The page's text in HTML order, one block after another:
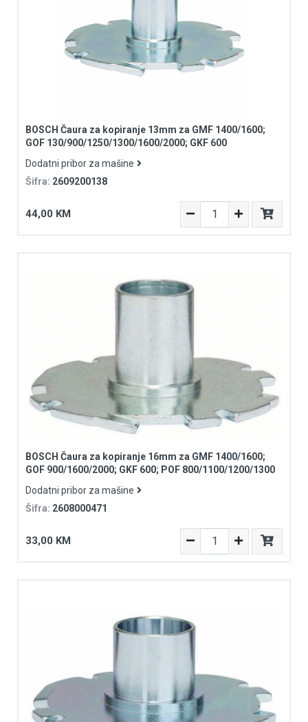
BOSCH Čaura za kopiranje 13mm za GMF 1400/1600;
GOF 130/900/1250/1300/1600/2000; GKF 600
Dodatni pribor za mašine
Šifra: 2609200138
44,00 KM
BOSCH Čaura za kopiranje 16mm za GMF 1400/1600;
GOF 900/1600/2000; GKF 600; POF 800/1100/1200/1300
Dodatni pribor za mašine
Šifra: 2608000471
33,00 KM